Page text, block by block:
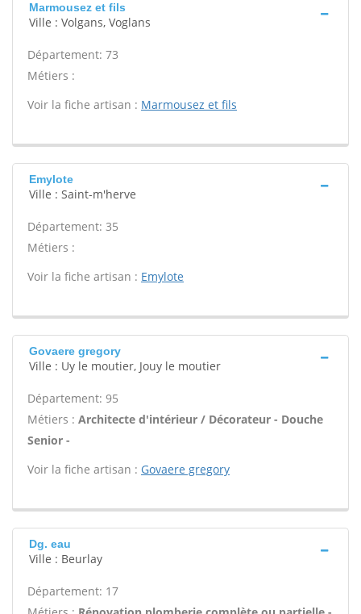
Marmousez et fils
Ville : Volgans, Voglans
Département: 73
Métiers :
Voir la fiche artisan : Marmousez et fils
Emylote
Ville : Saint-m'herve
Département: 35
Métiers :
Voir la fiche artisan : Emylote
Govaere gregory
Ville : Uy le moutier, Jouy le moutier
Département: 95
Métiers : Architecte d'intérieur / Décorateur - Douche
Senior -
Voir la fiche artisan : Govaere gregory
Dg. eau
Ville : Beurlay
Département: 17